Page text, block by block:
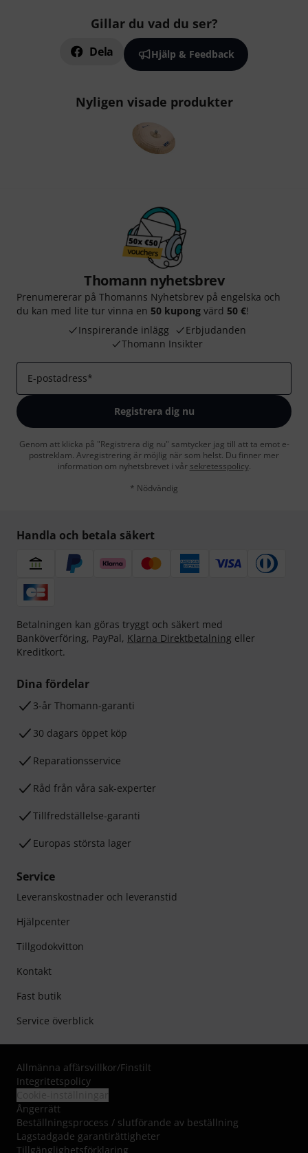
Gillar du vad du ser?
Dela Hjälp & Feedback
Nyligen visade produkter
Thomann nyhetsbrev
Prenumererar på Thomanns Nyhetsbrev på engelska och
du kan med lite tur vinna en 50 kupong värd 50 €!
Inspirerande inlägg
Erbjudanden
Thomann Insikter
E-postadress*
Registrera dig nu
Genom att klicka på "Registrera dig nu" samtycker jag till att ta emot e-
postreklam. Avregistrering är möjlig när som helst. Du finner mer
information om nyhetsbrevet i vår sekretesspolicy.
* Nödvändig
Handla och betala säkert
Betalningen kan göras tryggt och säkert med
Banköverföring, PayPal, Klarna Direktbetalning eller
Kreditkort.
Dina fördelar
3-år Thomann-garanti
30 dagars öppet köp
Reparationsservice
Råd från våra sak-experter
Tillfredställelse-garanti
Europas största lager
Service
Leveranskostnader och leveranstid
Hjälpcenter
Tillgodokvitton
Kontakt
Fast butik
Service överblick
Allmänna affärsvillkor/Finstilt
Integritetspolicy
Ångerrätt
Beställningsprocess / slutförande av beställning
Lagstadgade garantirättigheter
Tillgänglighetsförklaring